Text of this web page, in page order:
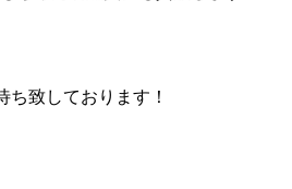
致しております！